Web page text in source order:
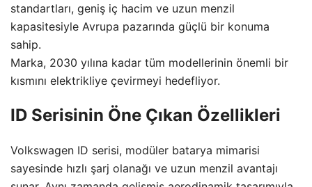
standartları, geniş iç hacim ve uzun menzil
kapasitesiyle Avrupa pazarında güçlü bir konuma
sahip.
Marka, 2030 yılına kadar tüm modellerinin önemli bir
kısmını elektrikliye çevirmeyi hedefliyor.
ID Serisinin Öne Çıkan Özellikleri
Volkswagen ID serisi, modüler batarya mimarisi
sayesinde hızlı şarj olanağı ve uzun menzil avantajı